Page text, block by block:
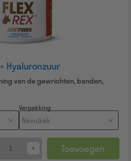
Hyaluronzuur
van de gewrichten, banden,
Verpakking
Toevoegen